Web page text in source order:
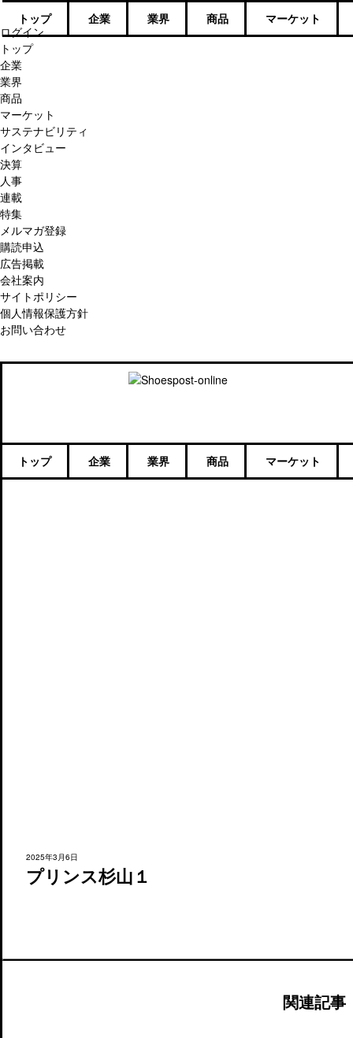
ログイン
トップ
企業
業界
商品
マーケット
サステナビリティ
インタビュー
決算
人事
連載
特集
メルマガ登録
購読申込
広告掲載
会社案内
サイトポリシー
個人情報保護方針
お問い合わせ
トップ 企業 業界 商品 マーケット
トップ 企業 業界 商品 マーケット
2025年3月6日
プリンス杉山１
関連記事